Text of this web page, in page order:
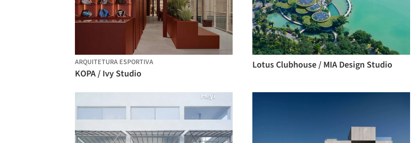
ARQUITETURA ESPORTIVA
KOPA / Ivy Studio
Lotus Clubhouse / MIA Design Studio